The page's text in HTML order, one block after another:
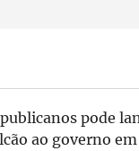
pode
ao governo